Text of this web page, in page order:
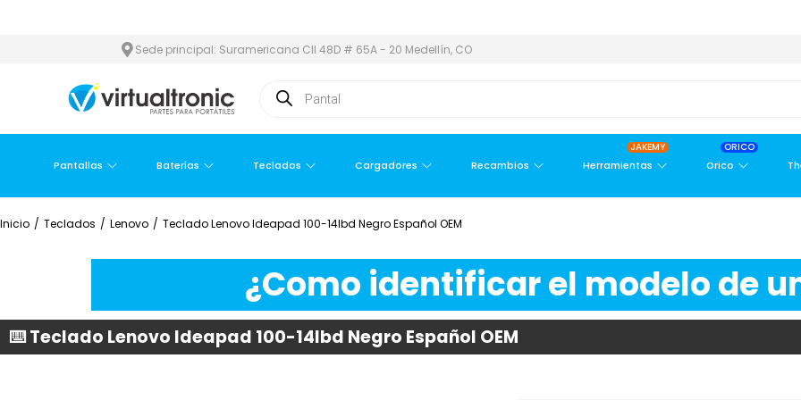
Sede principal: Suramericana Cll 48D # 65A - 20 Medellín, CO
Pantallas Baterías Teclados Cargadores Recambios Herramientas
JAKEMY
Orico
ORICO
Inicio / Teclados / Lenovo / Teclado Lenovo Ideapad 100-14Ibd Negro Español OEM
¿Como identificar el modelo de
⌨️ Teclado Lenovo Ideapad 100-14Ibd Negro Español OEM